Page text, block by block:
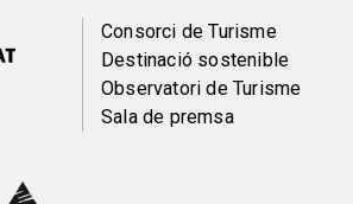
Menú
del
Consorci de Turisme
Destinació sostenible
Observatori de Turisme
Sala de premsa